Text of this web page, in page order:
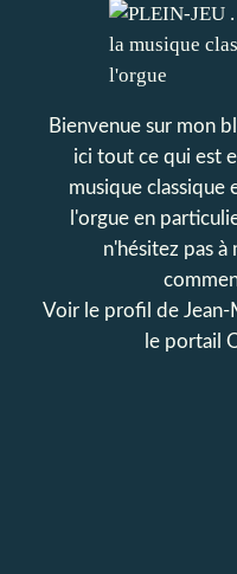
Bienvenue sur mon
ici tout ce qui est
musique classique
l'orgue en
n'hésitez pas à
Voir le profil de Jean-
le portail